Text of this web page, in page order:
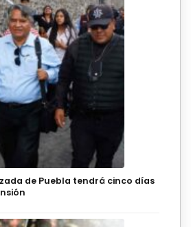
de Puebla tendrá cinco días